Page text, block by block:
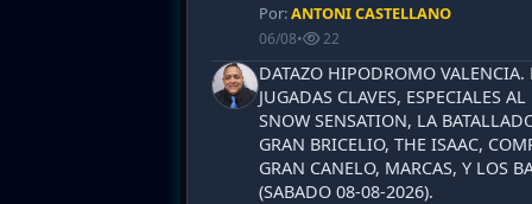
Por:ANTONI CASTELLANO
06/08• 22
DATAZO HIPODROMO VALENCIA.
JUGADAS CLAVES, ESPECIALES
SNOW SENSATION, LA
GRAN BRICELIO, THE ISAAC,
GRAN CANELO, MARCAS, Y LOS
(SABADO 08-08-2026).